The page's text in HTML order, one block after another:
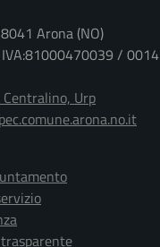
Arona (NO)
IVA:81000470039 /
Urp